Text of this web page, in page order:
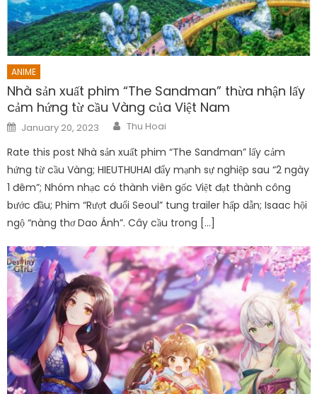
ANIME
Nhà sản xuất phim “The Sandman” thừa nhận lấy
cảm hứng từ cầu Vàng của Việt Nam
Posted
on
January 20, 2023 Author
Thu Hoai
Rate this post Nhà sản xuất phim “The Sandman” lấy cảm
hứng từ cầu Vàng; HIEUTHUHAI đẩy mạnh sự nghiệp sau “2 ngày
1 đêm”; Nhóm nhạc có thành viên gốc Việt đạt thành công
bước đầu; Phim “Rượt đuổi Seoul” tung trailer hấp dẫn; Isaac hội
ngộ “nàng thơ Dao Ánh”. Cây cầu trong […]